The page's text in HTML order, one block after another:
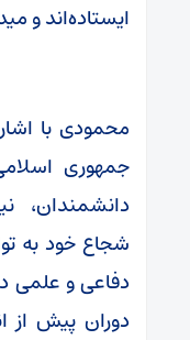
ایستاده‌اند و
محمودی با
جمهوری
دانشمندان،
شجاع خود به
دفاعی و علمی
دوران پیش از